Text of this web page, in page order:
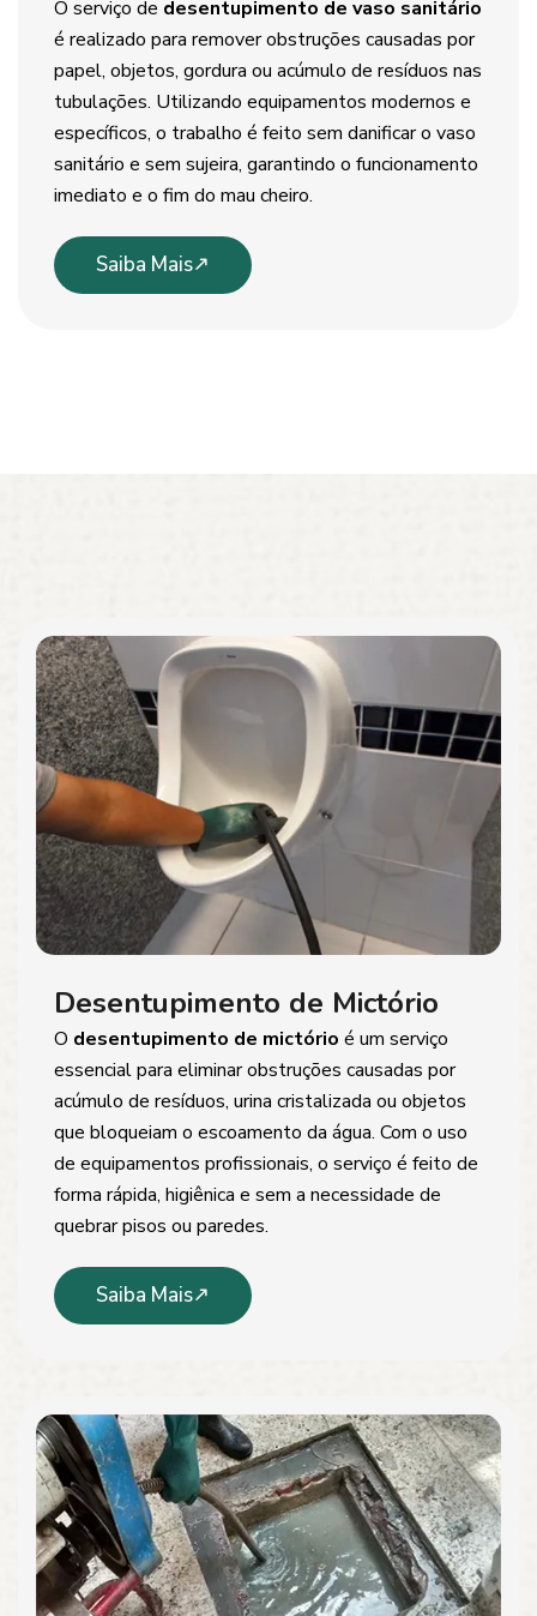
O serviço de desentupimento de vaso sanitário
é realizado para remover obstruções causadas por
papel, objetos, gordura ou acúmulo de resíduos nas
tubulações. Utilizando equipamentos modernos e
específicos, o trabalho é feito sem danificar o vaso
sanitário e sem sujeira, garantindo o funcionamento
imediato e o fim do mau cheiro.
Saiba Mais
Desentupimento de Mictório
O desentupimento de mictório é um serviço
essencial para eliminar obstruções causadas por
acúmulo de resíduos, urina cristalizada ou objetos
que bloqueiam o escoamento da água. Com o uso
de equipamentos profissionais, o serviço é feito de
forma rápida, higiênica e sem a necessidade de
quebrar pisos ou paredes.
Saiba Mais